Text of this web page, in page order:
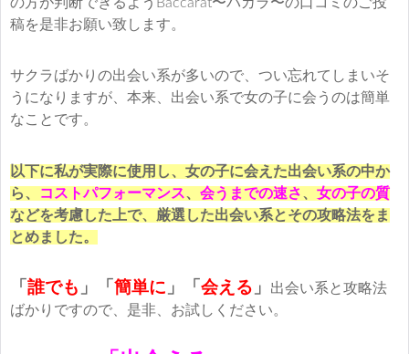
稿を是非お願い致します。
サクラばかりの出会い系が多いので、つい忘れてしまいそ
うになりますが、本来、出会い系で女の子に会うのは簡単
なことです。
以下に私が実際に使用し、女の子に会えた出会い系の中か
ら、
コストパフォーマンス、 会うまでの速さ、 女の子の質
などを考慮した上で、厳選した出会い系とその攻略法をま
とめました。
「 誰でも 」「 簡単に 」 「 会える 」
出会い系と攻略法
ばかりですので、是非、お試しください。